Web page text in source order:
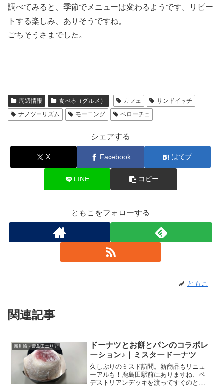
調べてみると、季節でメニューは変わるようです。リピー
トする楽しみ、ありそうですね。
ごちそうさまでした。
周辺情報 食べる（グルメ） カフェ
サンドイッチ
ナノツーリズム
モーニング ベローチェ
シェアする
X Facebook はてブ
LINE コピー
ともこをフォローする
ともこ
関連記事
新川崎・鹿島田エリア
ドーナツとお餅とパンのコラボレ
ーション♪｜ミスタードーナツ
久しぶりのミスド訪問。新商品もリニュ
ーアルも！鹿島田駅前にありますね、ペ
デストリアンデッキを渡ってすぐのとこ